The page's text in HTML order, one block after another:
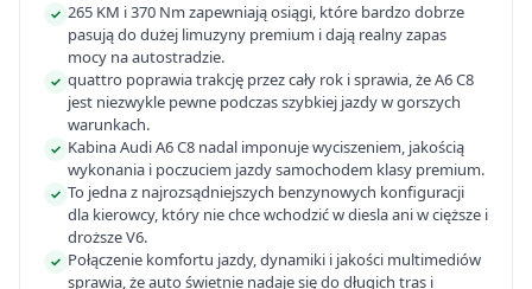
✓ 265 KM i 370 Nm zapewniają osiągi, które bardzo dobrze
pasują do dużej limuzyny premium i dają realny zapas
mocy na autostradzie.
✓ quattro poprawia trakcję przez cały rok i sprawia, że A6 C8
jest niezwykle pewne podczas szybkiej jazdy w gorszych
warunkach.
✓ Kabina Audi A6 C8 nadal imponuje wyciszeniem, jakością
wykonania i poczuciem jazdy samochodem klasy premium.
✓ To jedna z najrozsądniejszych benzynowych konfiguracji
dla kierowcy, który nie chce wchodzić w diesla ani w cięższe i
droższe V6.
✓ Połączenie komfortu jazdy, dynamiki i jakości multimediów
sprawia, że auto świetnie nadaje się do długich tras i